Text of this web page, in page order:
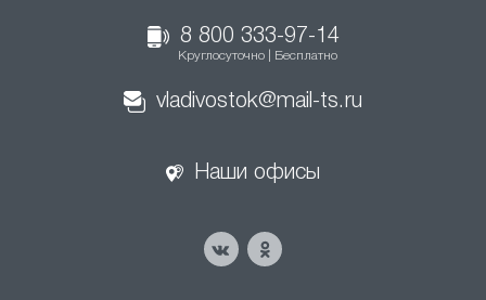
8 800 333-97-14
Круглосуточно | Бесплатно
vladivostok@mail-ts.ru
Наши офисы